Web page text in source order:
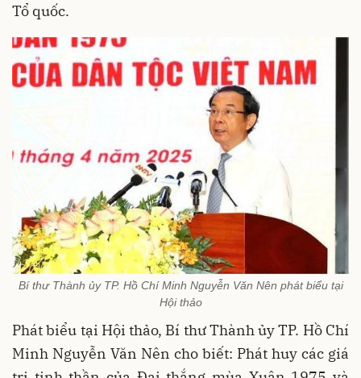
Tổ quốc.
Bí thư Thành ủy TP. Hồ Chí Minh Nguyễn Văn Nên phát biểu tại
Hội thảo
Phát biểu tại Hội thảo, Bí thư Thành ủy TP. Hồ Chí
Minh Nguyễn Văn Nên cho biết: Phát huy các giá